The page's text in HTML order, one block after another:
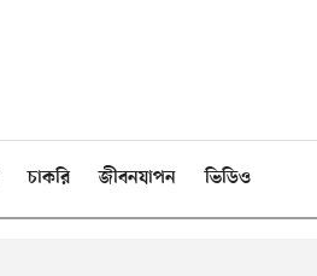
চাকরি জীবনযাপন ভিডিও